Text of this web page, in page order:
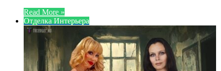
Read More »
Отделка Интерьера